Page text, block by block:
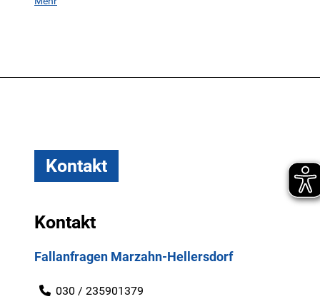
Kontakt
Kontakt
Fallanfragen Marzahn-Hellersdorf
030 / 235901379